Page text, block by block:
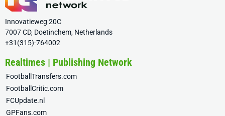
Innovatieweg 20C
7007 CD, Doetinchem, Netherlands
+31(315)-764002
Realtimes | Publishing Network
FootballTransfers.com
FootballCritic.com
FCUpdate.nl
GPFans.com